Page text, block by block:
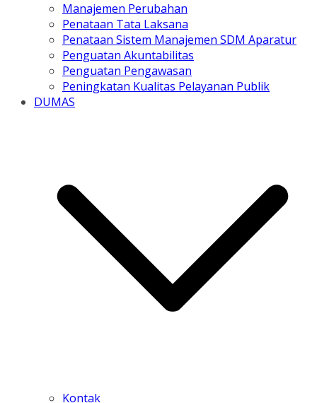
Manajemen Perubahan
Penataan Tata Laksana
Penataan Sistem Manajemen SDM Aparatur
Penguatan Akuntabilitas
Penguatan Pengawasan
Peningkatan Kualitas Pelayanan Publik
DUMAS
Kontak